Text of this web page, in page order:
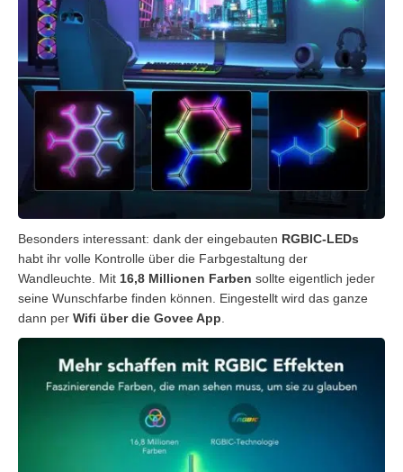
Besonders interessant: dank der eingebauten RGBIC-LEDs
habt ihr volle Kontrolle über die Farbgestaltung der
Wandleuchte. Mit 16,8 Millionen Farben sollte eigentlich jeder
seine Wunschfarbe finden können. Eingestellt wird das ganze
dann per Wifi über die Govee App